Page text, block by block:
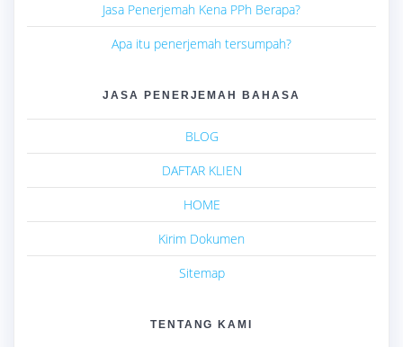
Jasa Penerjemah Kena PPh Berapa?
Apa itu penerjemah tersumpah?
JASA PENERJEMAH BAHASA
BLOG
DAFTAR KLIEN
HOME
Kirim Dokumen
Sitemap
TENTANG KAMI